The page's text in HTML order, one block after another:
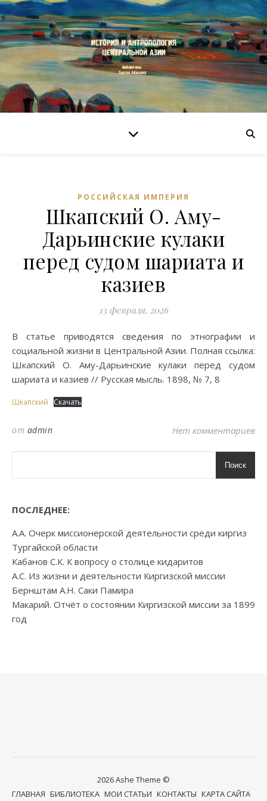
РОССИЙСКАЯ ИМПЕРИЯ
Шкапский О. Аму-
Дарьинские кулаки
перед судом шариата и
казиев
13 февраля, 2026
В статье приводятся сведения по этнографии и
социальной жизни в Центральной Азии. Полная ссылка:
Шкапский О. Аму-Дарьинские кулаки перед судом
шариата и казиев // Русская мысль. 1898, № 7, 8
Шкапский Скачать
от admin Нет комментариев
Поиск
ПОСЛЕДНЕЕ:
А.А. Очерк миссионерской деятельности среди киргиз
Тургайской области
Кабанов С.К. К вопросу о столице кидаритов
А.С. Из жизни и деятельности Киргизской миссии
Бернштам А.Н. Саки Памира
Макарий. Отчёт о состоянии Киргизской миссии за 1899
год
2026 Ashe Theme ©
ГЛАВНАЯ БИБЛИОТЕКА МОИ СТАТЬИ КОНТАКТЫ КАРТА САЙТА